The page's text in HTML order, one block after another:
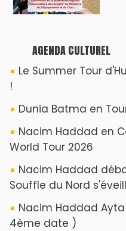
AGENDA CULTUREL
Le Summer Tour
!
Dunia Batma en
Nacim Haddad en
World Tour 2026
Nacim Haddad
Souffle du Nord
Nacim Haddad
4ème date )